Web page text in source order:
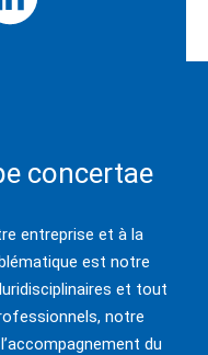
concertae
entreprise et à la
est notre
et tout
notre
du